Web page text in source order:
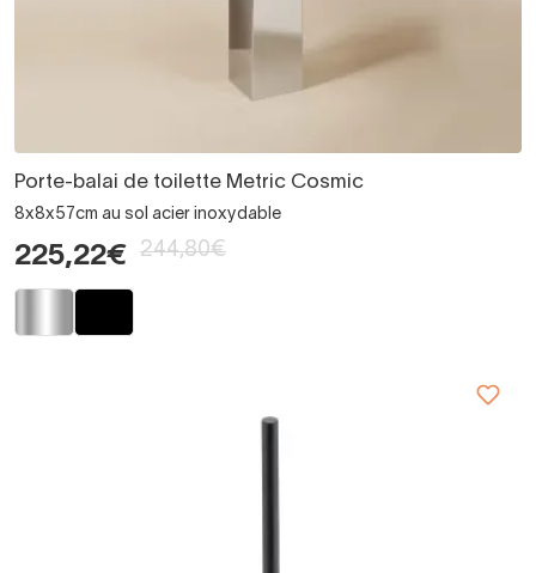
Porte-balai de toilette Metric Cosmic
8x8x57cm au sol acier inoxydable
225,22€ 244,80€